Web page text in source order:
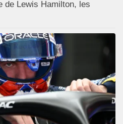
de Lewis Hamilton, les